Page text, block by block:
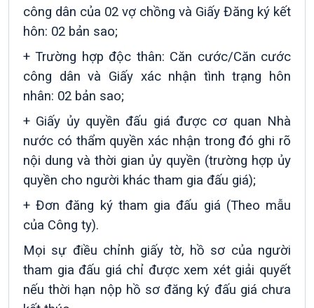
công dân của 02 vợ chồng và Giấy Đăng ký kết
hôn: 02 bản sao;
+ Trường hợp độc thân: Căn cước/Căn cước
công dân và Giấy xác nhận tình trạng hôn
nhân: 02 bản sao;
+ Giấy ủy quyền đấu giá được cơ quan Nhà
nước có thẩm quyền xác nhận trong đó ghi rõ
nội dung và thời gian ủy quyền (trường hợp ủy
quyền cho người khác tham gia đấu giá);
+ Đơn đăng ký tham gia đấu giá (Theo mẫu
của Công ty).
Mọi sự điều chỉnh giấy tờ, hồ sơ của người
tham gia đấu giá chỉ được xem xét giải quyết
nếu thời hạn nộp hồ sơ đăng ký đấu giá chưa